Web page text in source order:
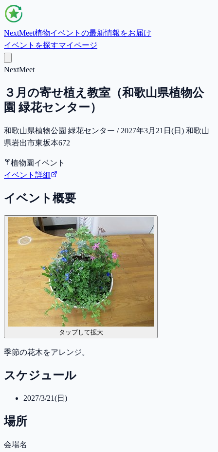
NextMeet植物イベントの最新情報をお届け
イベントを探すマイページ
NextMeet
３月の寄せ植え教室（和歌山県植物公
園 緑花センター）
和歌山県植物公園 緑花センター / 2027年3月21日(日) 和歌山
県岩出市東坂本672
植物園イベント
イベント詳細
イベント概要
タップして拡大
季節の花木をアレンジ。
スケジュール
2027/3/21(日)
場所
会場名